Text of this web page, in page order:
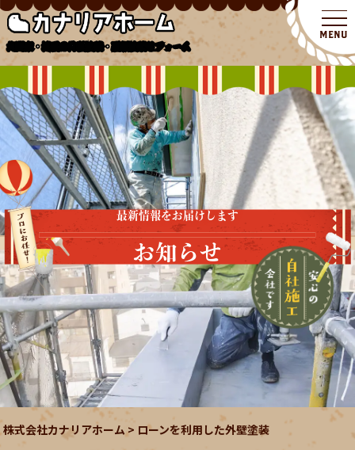
北関東・埼玉の外壁塗装・屋根塗装リフォーム
最新情報をお届けします
お知らせ
株式会社カナリアホーム> ローンを利用した外壁塗装